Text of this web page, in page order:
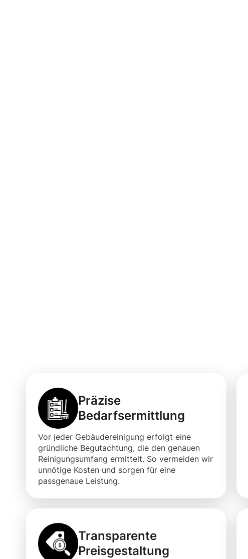
Präzise
Bedarfsermittlung
Vor jeder Gebäudereinigung erfolgt eine
gründliche Begutachtung, die den genauen
Reinigungsumfang ermittelt. So vermeiden wir
unnötige Kosten und sorgen für eine
passgenaue Leistung.
Transparente
Preisgestaltung